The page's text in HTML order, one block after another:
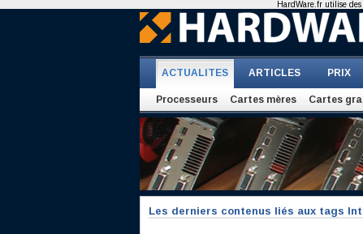
ACTUALITES ARTICLES PRIX
Processeurs Cartes mères Cartes
Les derniers contenus liés aux tags
HardWare.fr utilise